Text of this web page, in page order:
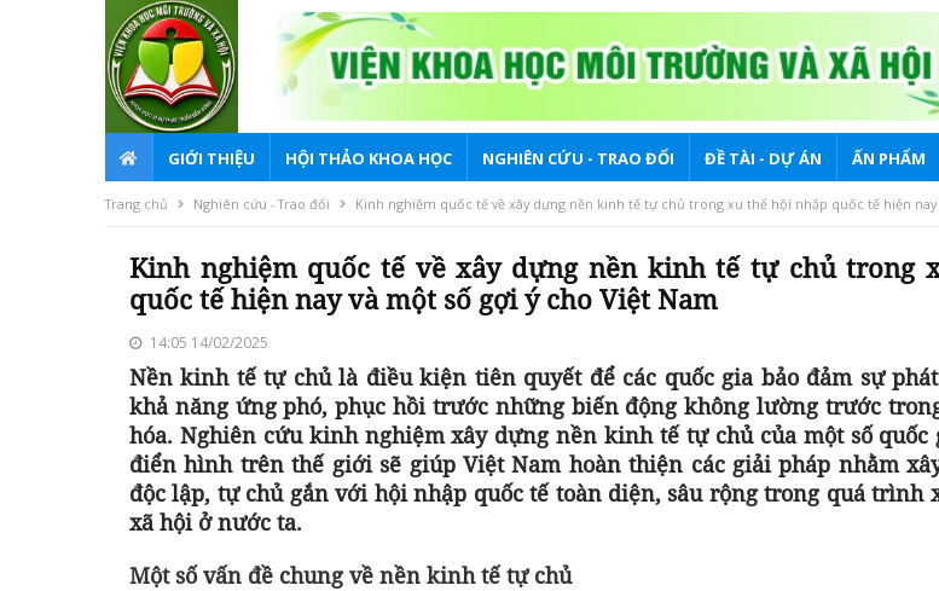
GIỚI THIỆU HỘI THẢO KHOA HỌC NGHIÊN CỨU - TRAO ĐỔI ĐỀ TÀI - DỰ ÁN ẤN PHẨM
Trang chủ Nghiên cứu - Trao đổi Kinh nghiệm quốc tế về xây dựng nền kinh tế tự chủ trong xu thế hội nhập quốc tế hiện nay
Kinh nghiệm quốc tế về xây dựng nền kinh tế tự chủ trong
quốc tế hiện nay và một số gợi ý cho Việt Nam
14:05 14/02/2025
Nền kinh tế tự chủ là điều kiện tiên quyết để các quốc gia bảo đảm sự
khả năng ứng phó, phục hồi trước những biến động không lường trước
hóa. Nghiên cứu kinh nghiệm xây dựng nền kinh tế tự chủ của một số
điển hình trên thế giới sẽ giúp Việt Nam hoàn thiện các giải pháp nhằm
độc lập, tự chủ gắn với hội nhập quốc tế toàn diện, sâu rộng trong quá trình
xã hội ở nước ta.
Một số vấn đề chung về nền kinh tế tự chủ